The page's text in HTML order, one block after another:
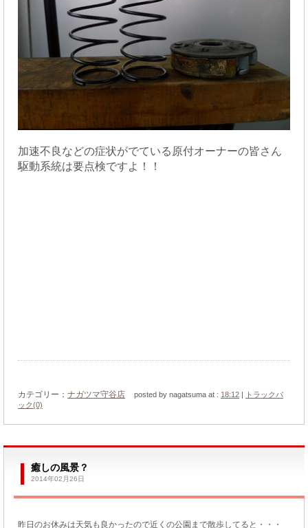
加速不良などの症状がでている原付オーナーの皆さん
駆動系統は要点検ですよ！！
カテゴリー： ナガツマ守谷店 posted by nagatsuma at : 18:12 |
トラックバ
ック(0)
癒しの風景？
2014年02月26日
昨日のお休みは天気も良かったので近くの公園まで散歩してると・・・